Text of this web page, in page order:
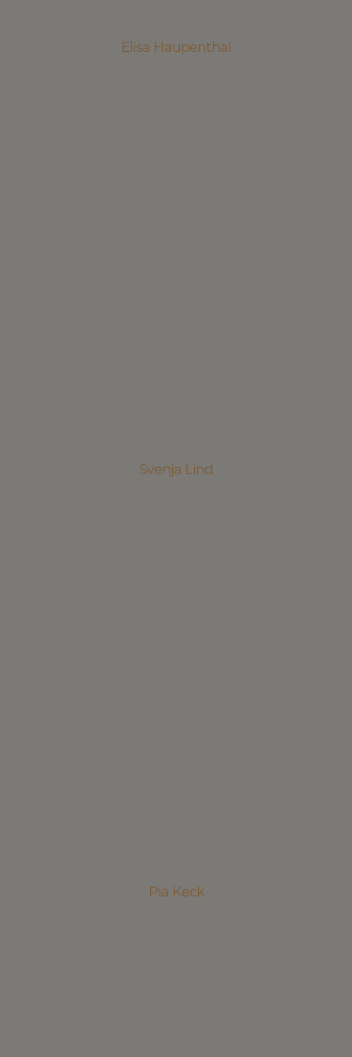
Elisa Haupenthal
Svenja Lind
Pia Keck